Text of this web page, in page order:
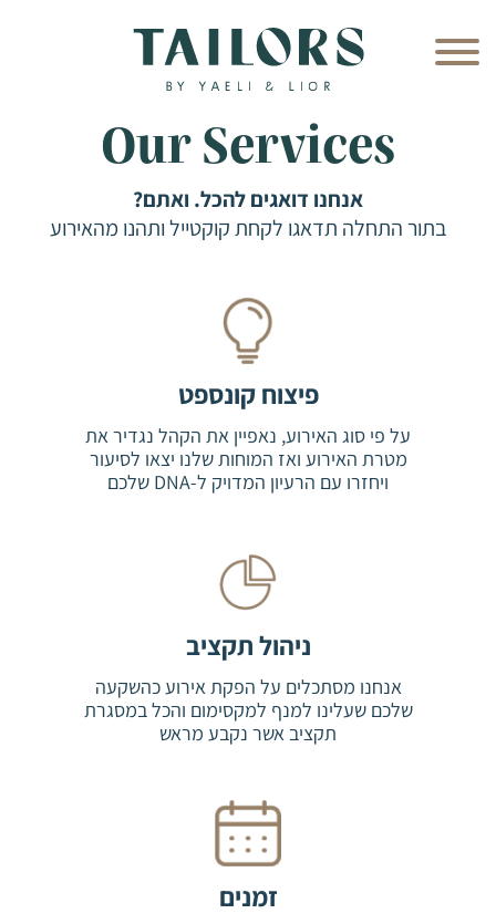
Our Services
אנחנו דואגים להכל. ואתם?
בתור התחלה תדאגו לקחת קוקטייל ותהנו מהאירוע
פיצוח קונספט
על פי סוג האירוע, נאפיין את הקהל נגדיר את
מטרת האירוע ואז המוחות שלנו יצאו לסיעור
ויחזרו עם הרעיון המדויק ל-DNA שלכם
ניהול תקציב
אנחנו מסתכלים על הפקת אירוע כהשקעה
שלכם שעלינו למנף למקסימום והכל במסגרת
תקציב אשר נקבע מראש
זמנים